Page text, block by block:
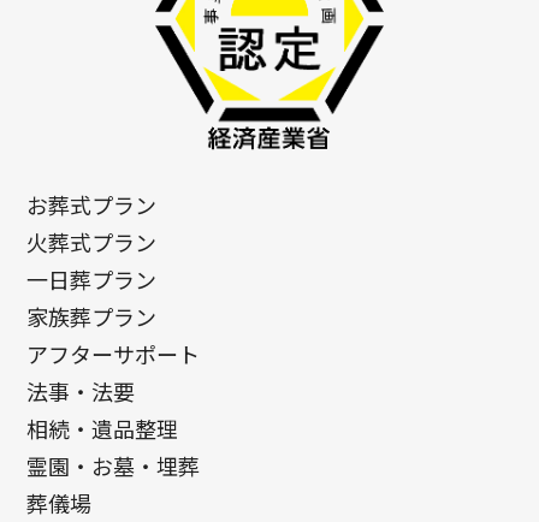
お葬式プラン
火葬式プラン
一日葬プラン
家族葬プラン
アフターサポート
法事・法要
相続・遺品整理
霊園・お墓・埋葬
葬儀場